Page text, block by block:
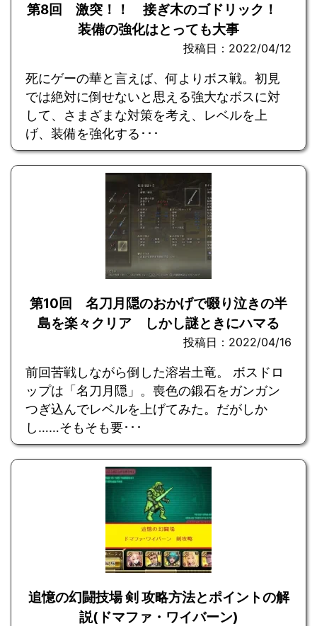
第8回 激突！！ 接ぎ木のゴドリック！
装備の強化はとっても大事
投稿日：2022/04/12
死にゲーの華と言えば、何よりボス戦。初見
では絶対に倒せないと思える強大なボスに対
して、さまざまな対策を考え、レベルを上
げ、装備を強化する･･･
第10回 名刀月隠のおかげで啜り泣きの半
島を楽々クリア しかし謎ときにハマる
投稿日：2022/04/16
前回苦戦しながら倒した溶岩土竜。 ボスドロ
ップは「名刀月隠」。喪色の鍛石をガンガン
つぎ込んでレベルを上げてみた。だがしか
し……そもそも要･･･
追憶の幻闘技場 剣 攻略方法とポイントの解
説(ドマファ・ワイバーン)